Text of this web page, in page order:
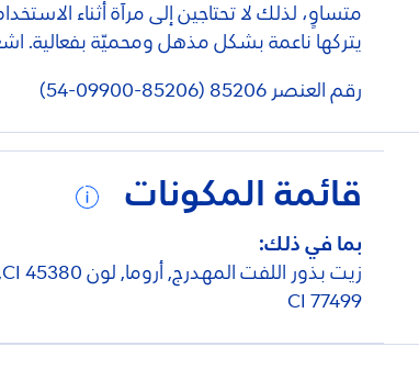
متساوٍ، لذلك لا تحتاجين إلى مرآة أثناء
يتركها ناعمة بشكل مذهل ومحميّة بفعالية.
رقم العنصر 85206 (85206-09900-54)
قائمة المكونات
بما في ذلك:
CI 77499